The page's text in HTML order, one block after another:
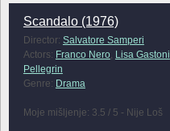
Scandalo (1976)
Director: Salvatore Samperi
Actors: Franco Nero, Lisa Gastoni
Pellegrin
Genre: Drama
Moje mišljenje: 3.5 / 5 - Nije Loš